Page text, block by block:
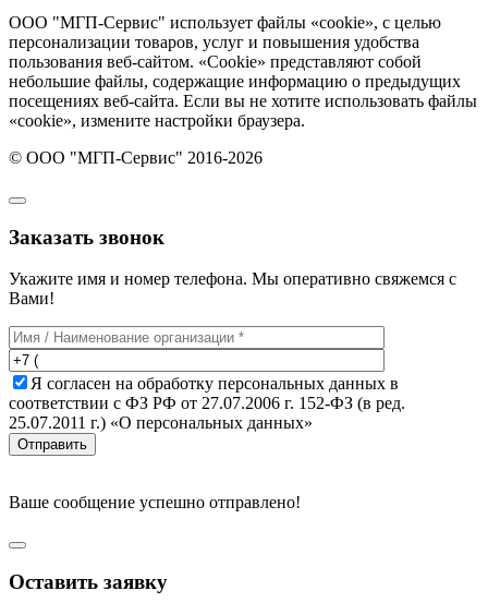
ООО "МГП-Сервис" использует файлы «cookie», с целью
персонализации товаров, услуг и повышения удобства
пользования веб-сайтом. «Cookie» представляют собой
небольшие файлы, содержащие информацию о предыдущих
посещениях веб-сайта. Если вы не хотите использовать файлы
«cookie», измените настройки браузера.
© ООО "МГП-Сервис" 2016-2026
Заказать звонок
Укажите имя и номер телефона. Мы оперативно свяжемся с
Вами!
Я согласен на обработку персональных данных в
соответствии с ФЗ РФ от 27.07.2006 г. 152-ФЗ (в ред.
25.07.2011 г.) «О персональных данных»
Отправить
Ваше сообщение успешно отправлено!
Оставить заявку